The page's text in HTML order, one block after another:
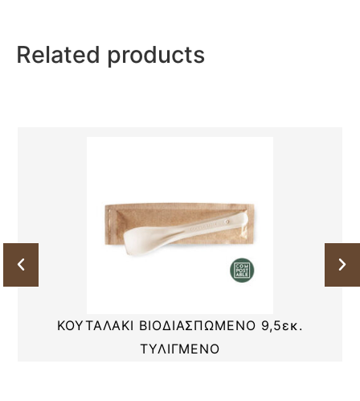
Related products
ΚΟΥΤΑΛΑΚΙ ΒΙΟΔΙΑΣΠΩΜΕΝΟ 9,5εκ.
ΤΥΛΙΓΜΕΝΟ